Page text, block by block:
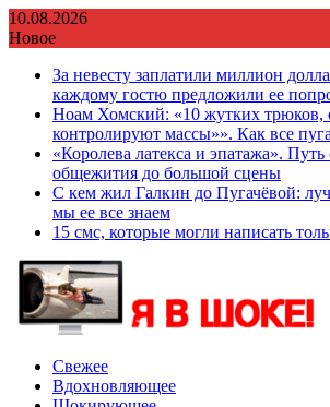
Перейти
к
10.08.2026
Новое
За невесту заплатили миллион
каждому гостю предложили ее
Ноам Хомский: «10 жутких
контролируют массы»». Как все
«Королева латекса и эпатажа». Путь
общежития до большой сцены
С кем жил Галкин до Пугачёвой:
мы ее все знаем
15 смс, которые могли написать
Свежее
Вдохновляющее